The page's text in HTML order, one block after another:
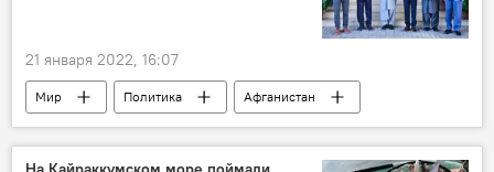
21 января 2022, 16:07
Мир Политика
Афганистан
Пакистан
США Китай